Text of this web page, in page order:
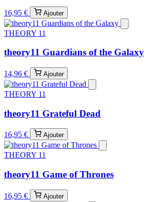
16,95 € Ajouter
THEORY 11
theory11 Guardians of the Galaxy
14,96 € Ajouter
THEORY 11
theory11 Grateful Dead
16,95 € Ajouter
THEORY 11
theory11 Game of Thrones
16,95 € Ajouter